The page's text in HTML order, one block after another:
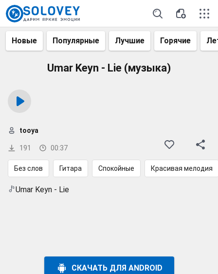
Новые Популярные Лучшие Горячие
Umar Keyn - Lie (музыка)
191 00:37
tooya
Без слов Гитара Спокойные Красивая мелодия
Umar Keyn - Lie
СКАЧАТЬ ДЛЯ ANDROID